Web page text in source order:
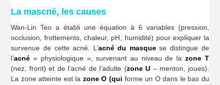
La mascné, les causes
Wan-Lin Teo a établi une équation à 6 variables (pression,
occlusion, frottements, chaleur, pH, humidité) pour expliquer la
survenue de cette acné. L’acné du masquese distingue de
l’acné « physiologique », survenant au niveau de la zone T
(nez, front) et de l’acné de l’adulte (zone U – menton, joues).
La zone atteinte est la zone O (qui forme un O dans le bas du